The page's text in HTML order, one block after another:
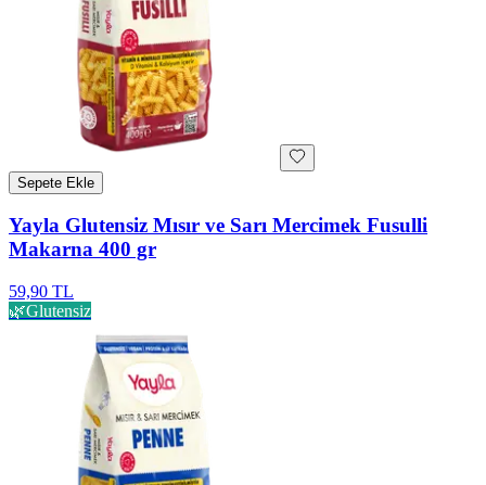
Sepete Ekle
Yayla Glutensiz Mısır ve Sarı Mercimek Fusulli
Makarna 400 gr
59,90 TL
🌿Glutensiz